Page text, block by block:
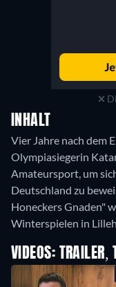
INHALT
Vier Jahre nach dem
Olympiasiegerin
Amateursport, um
Deutschland zu
Honeckers Gnaden"
Winterspielen in
VIDEOS: TRAILER,